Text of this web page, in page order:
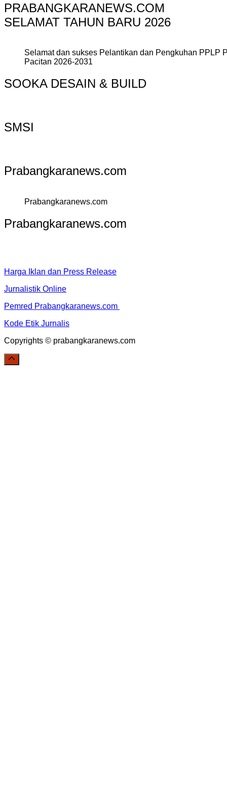
PRABANGKARANEWS.COM
SELAMAT TAHUN BARU 2026
Selamat dan sukses Pelantikan dan Pengkuhan PPLP
Pacitan 2026-2031
SOOKA DESAIN & BUILD
SMSI
Prabangkaranews.com
Prabangkaranews.com
Prabangkaranews.com
Harga Iklan dan Press Release
Jurnalistik Online
Pemred Prabangkaranews.com
Kode Etik Jurnalis
Copyrights © prabangkaranews.com